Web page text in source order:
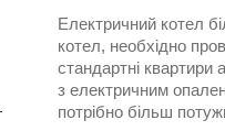
Електричний котел
котел, необхідно
стандартні квартири
з електричним
потрібно більш